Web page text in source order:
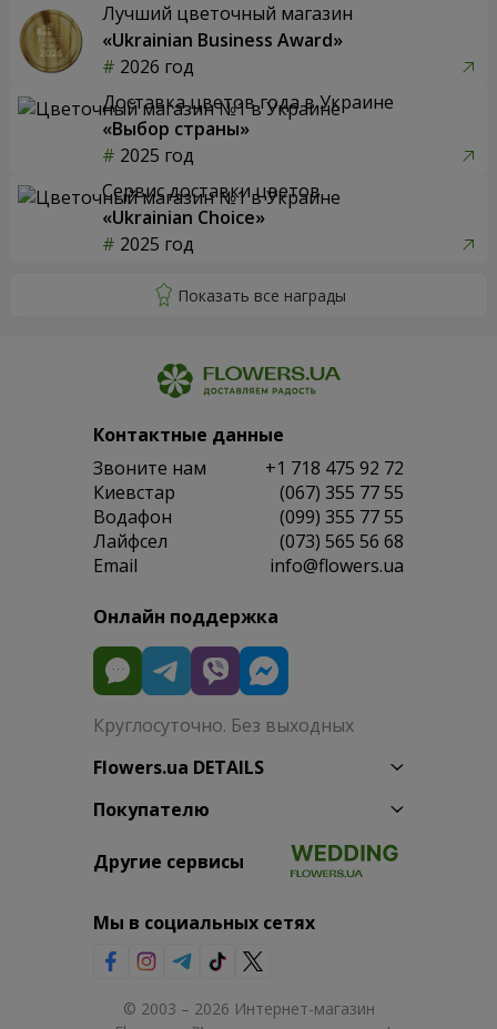
Лучший цветочный магазин
«Ukrainian Business Award»
2026 год
Доставка цветов года в Украине
«Выбор страны»
2025 год
Сервис доставки цветов
«Ukrainian Choice»
2025 год
Контактные данные
Звоните нам
+1 718 475 92 72
Киевстар
(067) 355 77 55
Водафон
(099) 355 77 55
Лайфсел
(073) 565 56 68
Email
info@flowers.ua
Онлайн поддержка
Круглосуточно. Без выходных
Flowers.ua DETAILS
Покупателю
Другие сервисы
Мы в социальных сетях
© 2003 – 2026 Интернет-магазин